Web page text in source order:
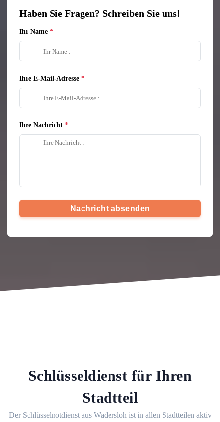
Haben Sie Fragen? Schreiben Sie uns!
Ihr Name
Ihre E-Mail-Adresse
Ihre Nachricht
Nachricht absenden
Schlüsseldienst für Ihren
Stadtteil
Der Schlüsselnotdienst aus Wadersloh ist in allen Stadtteilen aktiv